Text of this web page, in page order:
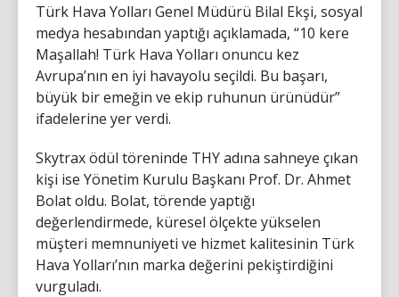
Türk Hava Yolları Genel Müdürü Bilal Ekşi, sosyal
medya hesabından yaptığı açıklamada, “10 kere
Maşallah! Türk Hava Yolları onuncu kez
Avrupa’nın en iyi havayolu seçildi. Bu başarı,
büyük bir emeğin ve ekip ruhunun ürünüdür”
ifadelerine yer verdi.
Skytrax ödül töreninde THY adına sahneye çıkan
kişi ise Yönetim Kurulu Başkanı Prof. Dr. Ahmet
Bolat oldu. Bolat, törende yaptığı
değerlendirmede, küresel ölçekte yükselen
müşteri memnuniyeti ve hizmet kalitesinin Türk
Hava Yolları’nın marka değerini pekiştirdiğini
vurguladı.